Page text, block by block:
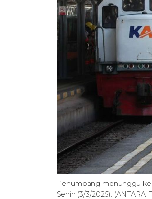
Penumpang menunggu
Senin (3/3/2025).